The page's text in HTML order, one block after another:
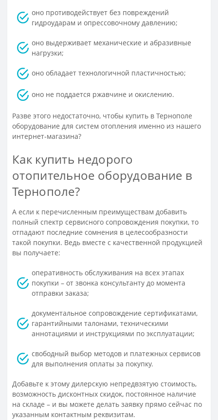
оно противодействует без повреждений
гидроударам и опрессовочному давлению;
оно выдерживает механические и абразивные
нагрузки;
оно обладает технологичной пластичностью;
оно не поддается ржавчине и окислению.
Разве этого недостаточно, чтобы купить в Тернополе
оборудование для систем отопления именно из нашего
интернет-магазина?
Как купить недорого
отопительное оборудование в
Тернополе?
А если к перечисленным преимуществам добавить
полный спектр сервисного сопровождения покупки, то
отпадают последние сомнения в целесообразности
такой покупки. Ведь вместе с качественной продукцией
вы получаете:
оперативность обслуживания на всех этапах
покупки – от звонка консультанту до момента
отправки заказа;
документальное сопровождение сертификатами,
гарантийными талонами, техническими
аннотациями и инструкциями по эксплуатации;
свободный выбор методов и платежных сервисов
для выполнения оплаты за покупку.
Добавьте к этому дилерскую непредвзятую стоимость,
возможность дисконтных скидок, постоянное наличие
на складе – и вы можете делать заявку прямо сейчас по
указанным контактным реквизитам.